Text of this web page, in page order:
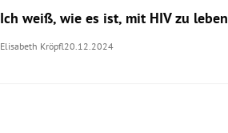
Ich weiß, wie es ist, mit HIV zu leben
Elisabeth Kröpfl20.12.2024